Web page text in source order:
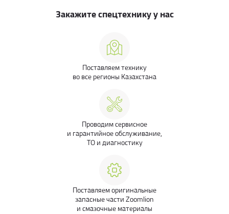
Закажите спецтехнику у нас
Поставляем технику
во все регионы Казахстана
Проводим сервисное
и гарантийное обслуживание,
ТО и диагностику
Поставляем оригинальные
запасные части Zoomlion
и смазочные материалы